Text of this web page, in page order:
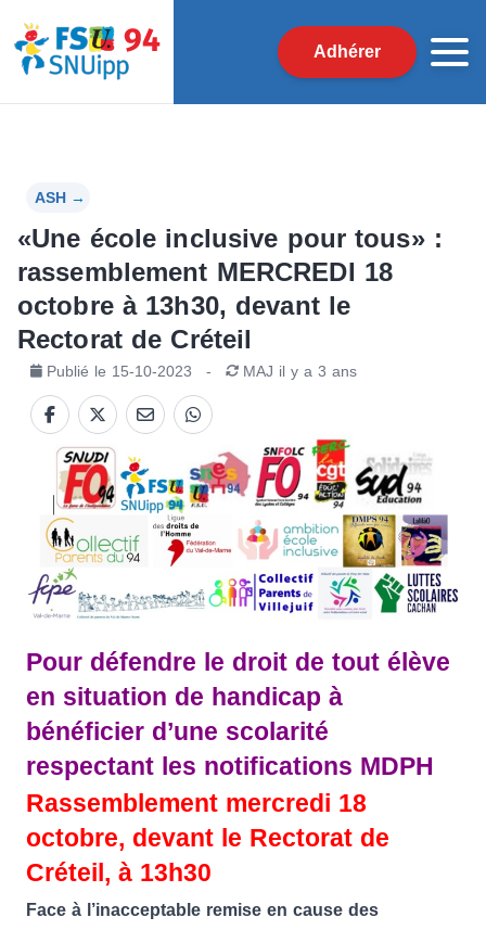
Adhérer
ASH →
«Une école inclusive pour tous» :
rassemblement MERCREDI 18
octobre à 13h30, devant le
Rectorat de Créteil
Publié le 15-10-2023 - MAJ il y a 3 ans
Pour défendre le droit de tout élève
en situation de handicap à
bénéficier d’une scolarité
respectant les notifications MDPH
Rassemblement mercredi 18
octobre, devant le Rectorat de
Créteil, à 13h30
Face à l’inacceptable remise en cause des